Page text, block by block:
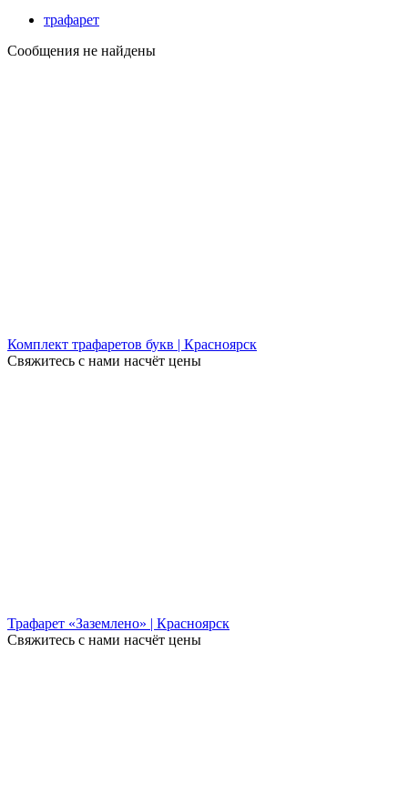
трафарет
Сообщения не найдены
Комплект трафаретов букв | Красноярск
Свяжитесь с нами насчёт цены
Трафарет «Заземлено» | Красноярск
Свяжитесь с нами насчёт цены